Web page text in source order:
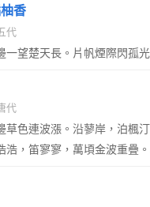
香
代
一望楚天長。片帆煙際閃孤
代
草色連波漲。沿蓼岸，泊楓
浩，笛寥寥，萬頃金波重疊